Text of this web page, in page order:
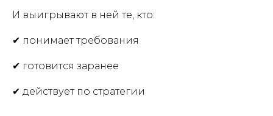
И выигрывают в ней те, кто:
✔ понимает требования
✔ готовится заранее
✔ действует по стратегии